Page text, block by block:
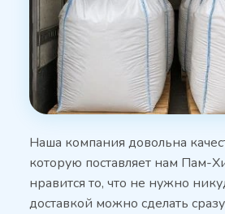
Наша компания довольна
которую поставляет нам Пам-
нравится то, что не нужно
доставкой можно сделать